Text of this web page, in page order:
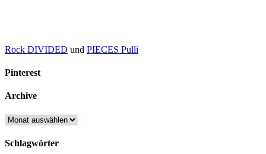
Rock DIVIDED und PIECES Pulli
Pinterest
Archive
Archive
Schlagwörter